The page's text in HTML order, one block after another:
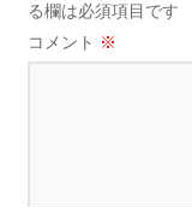
る欄は必須項目です
コメント ※